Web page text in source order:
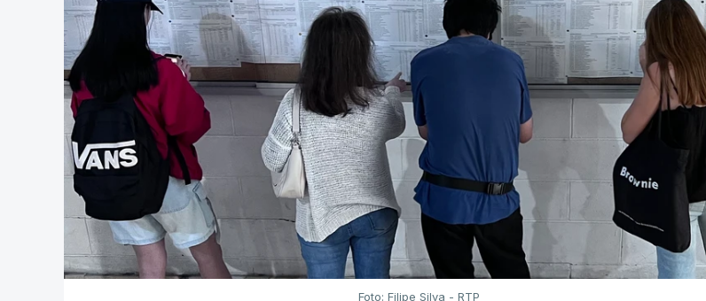
Foto: Filipe Silva - RTP